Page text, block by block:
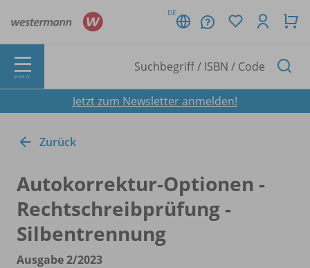
DE
MENÜ
Jetzt zum Newsletter anmelden!
Zurück
Autokorrektur-Optionen -
Rechtschreibprüfung -
Silbentrennung
Ausgabe 2/2023